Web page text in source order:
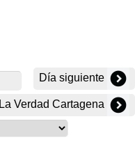
Día siguiente
La Verdad Cartagena